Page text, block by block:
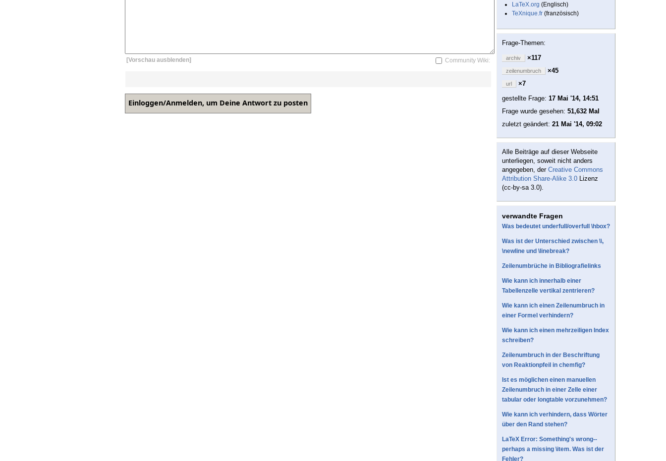
[Vorschau ausblenden] Community Wiki:
LaTeX.org (Englisch)
TeXnique.fr (französisch)
Frage-Themen:
archiv ×117
zeilenumbruch ×45
url
×7
gestellte Frage: 17 Mai '14, 14:51
Frage wurde gesehen: 51,632 Mal
zuletzt geändert: 21 Mai '14, 09:02
Alle Beiträge auf dieser Webseite
unterliegen, soweit nicht anders
angegeben, der Creative Commons
Attribution Share-Alike 3.0 Lizenz
(cc-by-sa 3.0).
verwandte Fragen
Was bedeutet underfull/overfull \hbox?
Was ist der Unterschied zwischen \\,
\newline und \linebreak?
Zeilenumbrüche in Bibliografielinks
Wie kann ich innerhalb einer
Tabellenzelle vertikal zentrieren?
Wie kann ich einen Zeilenumbruch in
einer Formel verhindern?
Wie kann ich einen mehrzeiligen Index
schreiben?
Zeilenumbruch in der Beschriftung
von Reaktionpfeil in chemfig?
Ist es möglichen einen manuellen
Zeilenumbruch in einer Zelle einer
tabular oder longtable vorzunehmen?
Wie kann ich verhindern, dass Wörter
über den Rand stehen?
LaTeX Error: Something's wrong--
perhaps a missing \item. Was ist der
Fehler?